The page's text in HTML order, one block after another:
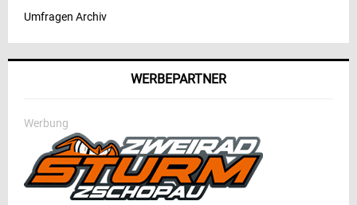
Umfragen Archiv
WERBEPARTNER
Werbung